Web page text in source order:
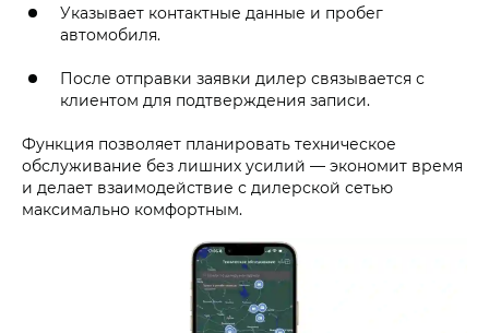
Указывает контактные данные и пробег
автомобиля.
После отправки заявки дилер связывается с
клиентом для подтверждения записи.
Функция позволяет планировать техническое
обслуживание без лишних усилий — экономит время
и делает взаимодействие с дилерской сетью
максимально комфортным.